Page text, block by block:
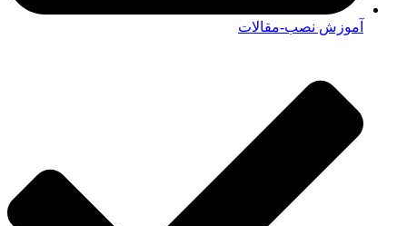
آموزش نصب-مقالات